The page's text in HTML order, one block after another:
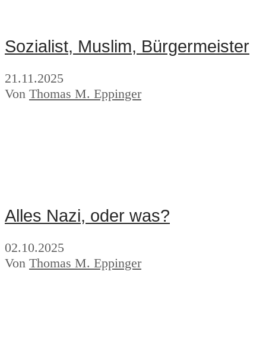
Sozialist, Muslim, Bürgermeister
21.11.2025
Von Thomas M. Eppinger
Alles Nazi, oder was?
02.10.2025
Von Thomas M. Eppinger